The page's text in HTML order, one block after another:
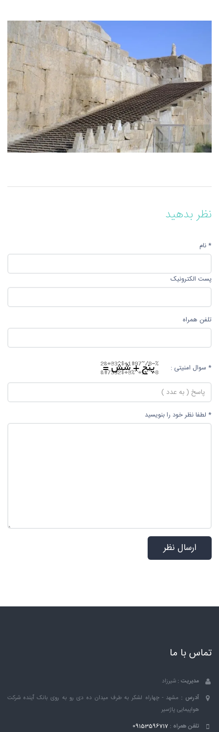
نظر بدهید
* نام
پست الکترونیک
تلفن همراه
* سوال امنیتی :
* لطفا نظر خود را بنویسید
تماس با ما
مدیریت : شیرزاد
آدرس : مشهد - چهاراه لشکر به طرف میدان ده دی رو به روی بانک ٱینده شرکت
هواپیمایی پاژسیر
تلفن همراه : 09153596717